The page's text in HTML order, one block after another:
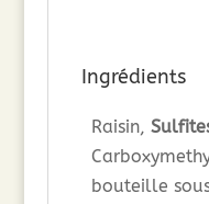
Ingrédients
Raisin,
bouteille